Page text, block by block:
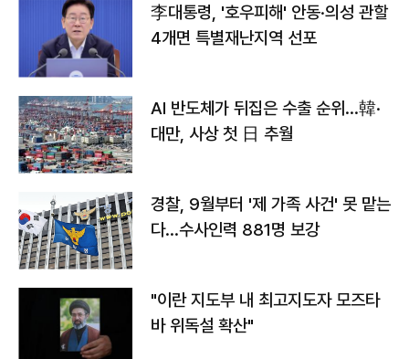
李대통령, '호우피해' 안동·의성 관할
4개면 특별재난지역 선포
AI 반도체가 뒤집은 수출 순위…韓·
대만, 사상 첫 日 추월
경찰, 9월부터 '제 가족 사건' 못 맡는
다…수사인력 881명 보강
"이란 지도부 내 최고지도자 모즈타
바 위독설 확산"